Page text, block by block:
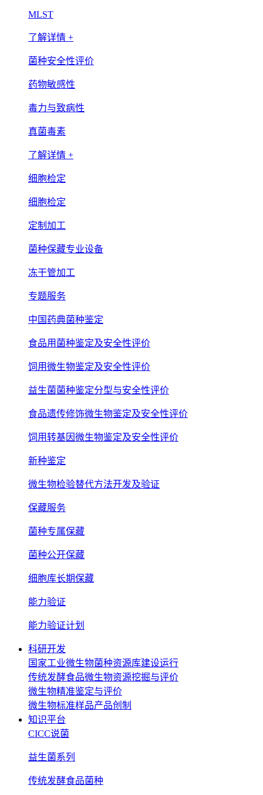
MLST
了解详情 +
菌种安全性评价
药物敏感性
毒力与致病性
真菌毒素
了解详情 +
细胞检定
细胞检定
定制加工
菌种保藏专业设备
冻干管加工
专题服务
中国药典菌种鉴定
食品用菌种鉴定及安全性评价
饲用微生物鉴定及安全性评价
益生菌菌种鉴定分型与安全性评价
食品遗传修饰微生物鉴定及安全性评价
饲用转基因微生物鉴定及安全性评价
新种鉴定
微生物检验替代方法开发及验证
保藏服务
菌种专属保藏
菌种公开保藏
细胞库长期保藏
能力验证
能力验证计划
科研开发
国家工业微生物菌种资源库建设运行
传统发酵食品微生物资源挖掘与评价
微生物精准鉴定与评价
微生物标准样品产品创制
知识平台
CICC说菌
益生菌系列
传统发酵食品菌种